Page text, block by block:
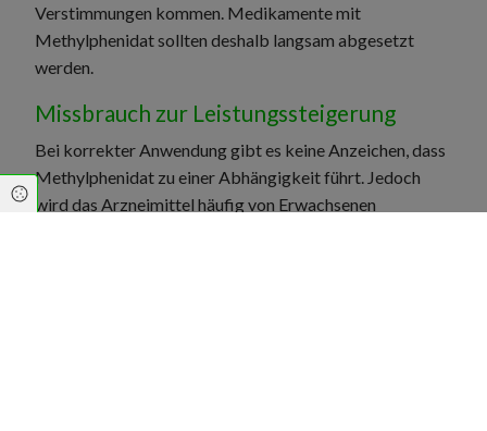
Verstimmungen kommen. Medikamente mit
Methylphenidat sollten deshalb langsam abgesetzt
werden.
Missbrauch zur Leistungssteigerung
Bei korrekter Anwendung gibt es keine Anzeichen, dass
Methylphenidat zu einer Abhängigkeit führt. Jedoch
wird das Arzneimittel häufig von Erwachsenen